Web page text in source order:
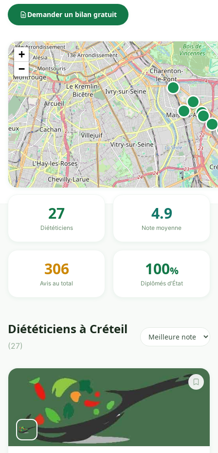
Demander un bilan gratuit
+
−
27
Diététiciens
4.9
Note moyenne
306
Avis au total
100%
Diplômés d'État
Diététiciens à Créteil
(27)